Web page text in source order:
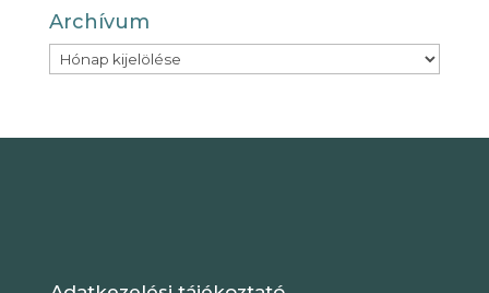
Archívum
Archívum